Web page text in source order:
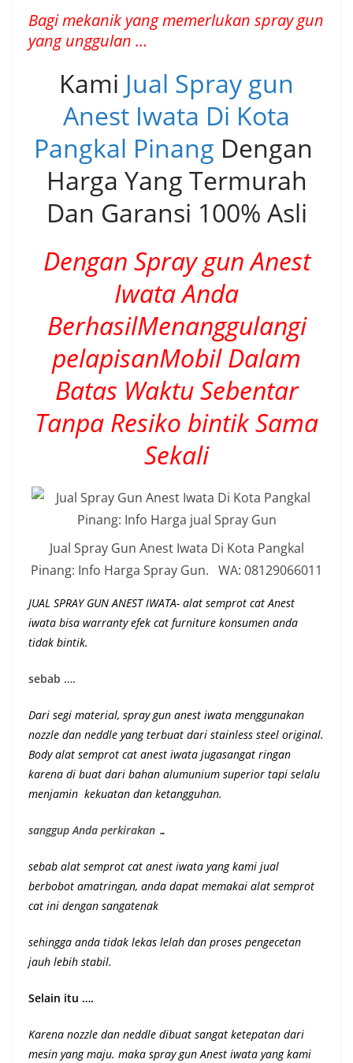
Bagi mekanik yang memerlukan spray gun
yang unggulan …
Kami Jual Spray gun
Anest Iwata Di Kota
Pangkal Pinang Dengan
Harga Yang Termurah
Dan Garansi 100% Asli
Dengan Spray gun Anest
Iwata Anda
BerhasilMenanggulangi
pelapisanMobil Dalam
Batas Waktu Sebentar
Tanpa Resiko bintik Sama
Sekali
Jual Spray Gun Anest Iwata Di Kota Pangkal
Pinang: Info Harga Spray Gun. WA: 08129066011
JUAL SPRAY GUN ANEST IWATA- alat semprot cat Anest
iwata bisa warranty efek cat furniture konsumen anda
tidak bintik.
sebab ….
Dari segi material, spray gun anest iwata menggunakan
nozzle dan neddle yang terbuat dari stainless steel original.
Body alat semprot cat anest iwata jugasangat ringan
karena di buat dari bahan alumunium superior tapi selalu
menjamin kekuatan dan ketangguhan.
sanggup Anda perkirakan …
sebab alat semprot cat anest iwata yang kami jual
berbobot amatringan, anda dapat memakai alat semprot
cat ini dengan sangatenak
sehingga anda tidak lekas lelah dan proses pengecetan
jauh lebih stabil.
Selain itu ….
Karena nozzle dan neddle dibuat sangat ketepatan dari
mesin yang maju. maka spray gun Anest iwata yang kami